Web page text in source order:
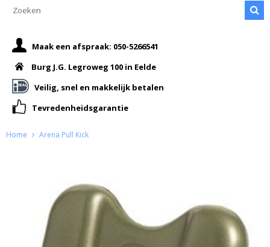
Maak een afspraak: 050-5266541
Burg J.G. Legroweg 100 in Eelde
Veilig, snel en makkelijk betalen
Tevredenheidsgarantie
Home Arena Pull Kick